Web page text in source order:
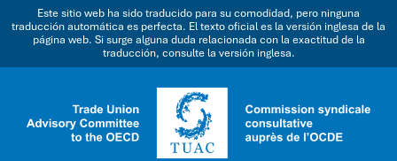
Este sitio web ha sido traducido para su comodidad, pero ninguna
traducción automática es perfecta. El texto oficial es la versión inglesa de la
página web. Si surge alguna duda relacionada con la exactitud de la
traducción, consulte la versión inglesa.